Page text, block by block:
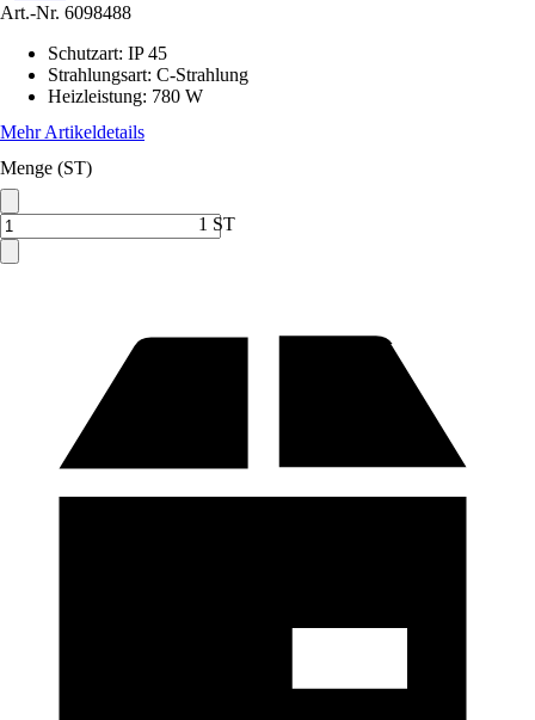
Art.-Nr. 6098488
Schutzart: IP 45
Strahlungsart: C-Strahlung
Heizleistung: 780 W
Mehr Artikeldetails
Menge (ST)
1 ST